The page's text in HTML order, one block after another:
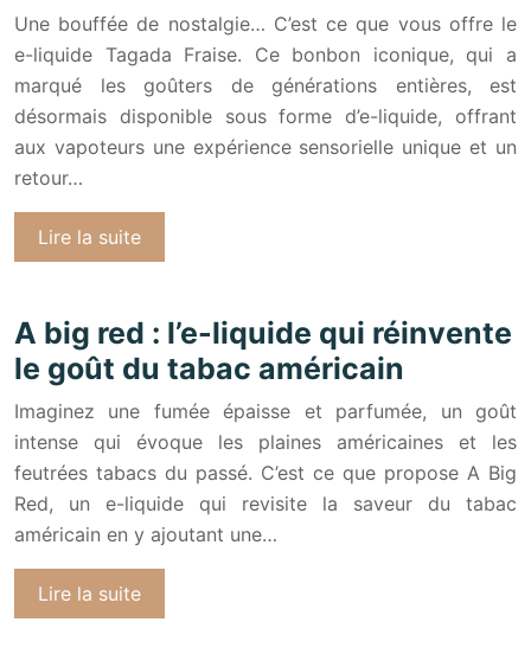
Une bouffée de nostalgie… C’est ce que vous offre le
e-liquide Tagada Fraise. Ce bonbon iconique, qui a
marqué les goûters de générations entières, est
désormais disponible sous forme d’e-liquide, offrant
aux vapoteurs une expérience sensorielle unique et un
retour…
Lire la suite
A big red : l’e-liquide qui réinvente
le goût du tabac américain
Imaginez une fumée épaisse et parfumée, un goût
intense qui évoque les plaines américaines et les
feutrées tabacs du passé. C’est ce que propose A Big
Red, un e-liquide qui revisite la saveur du tabac
américain en y ajoutant une…
Lire la suite